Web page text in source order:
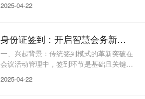
式，让每位参会者平均耗时 5 分钟才能入
仅消耗参会者耐心，更影响活动的专业形
象。而身份证签到的出现，犹如一把智能钥
匙，精准破解了这些行业痛点。一、传统签
景中，传统签到模式
2025-04-22
身份证签到：开启智慧会务新时代
一、兴起背景：传统签到模式的革新突破在
会议活动管理中，签到环节是基础且关键的
工签到依赖大量人力核对名单，耗时长达数
2025-04-22